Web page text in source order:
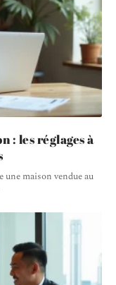
: les réglages à
une maison vendue au